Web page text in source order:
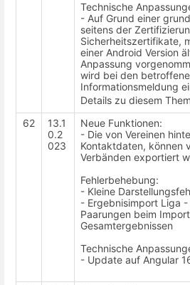
Technische
- Auf Grund einer
seitens der
Sicherheitszertifikate,
einer Android Version
Anpassung
wird bei den
Informationsmeldung
Details zu diesem
62
13.1
0.2
023
Neue Funktionen:
- Die von Vereinen
Kontaktdaten, können
Verbänden exportiert
Fehlerbehebung:
- Kleine
- Ergebnisimport Liga
Paarungen beim
Gesamtergebnissen
Technische
- Update auf Angular